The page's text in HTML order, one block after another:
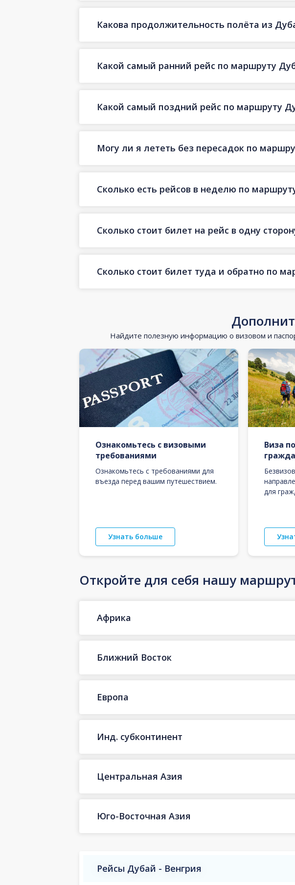
Какова продолжительность полёта из
Какой самый ранний рейс по маршруту
Какой самый поздний рейс по маршруту
Могу ли я лететь без пересадок по
Сколько есть рейсов в неделю по
Сколько стоит билет на рейс в одну
Сколько стоит билет туда и обратно по
Найдите полезную информацию о визовом и
Ознакомьтесь с визовыми
требованиями
Ознакомьтесь с требованиями для
въезда перед вашим путешествием.
Узнать больше
Виза
для
Откройте для себя нашу
Африка
Ближний Восток
Европа
Инд. субконтинент
Центральная Азия
Юго-Восточная Азия
Рейсы Дубай - Венгрия